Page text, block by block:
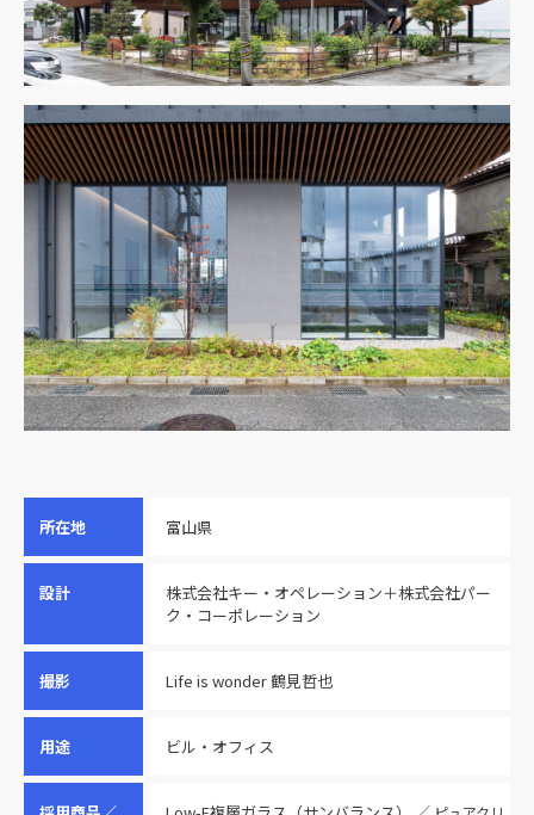
所在地 富山県
設計
株式会社キー・オペレーション＋株式会社パー
ク・コーポレーション
撮影 Life is wonder 鶴見哲也
用途 ビル・オフィス